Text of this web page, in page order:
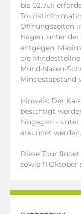
bis 02.Juli
Öffnungszeiten
Hagen, unter
entgegen.
die
Mund-Nasen-
Mindestabstand
Hinweis: Der
besichtigt
hingegen -
erkundet werden.
Diese Tour
sowie 11.Oktober